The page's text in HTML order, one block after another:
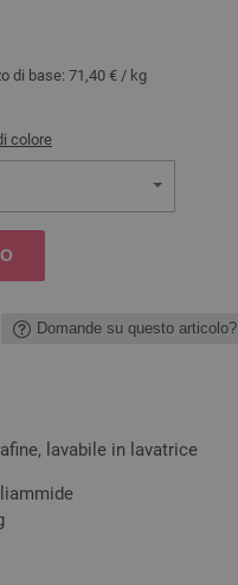
di base: 71,40 € / kg
colore
Domande su questo articolo?
lavabile in lavatrice